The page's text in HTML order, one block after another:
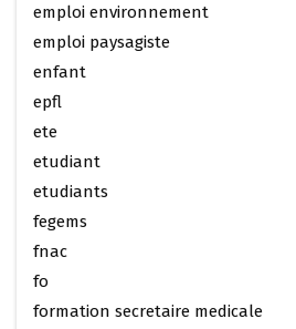
emploi environnement
emploi paysagiste
enfant
epfl
ete
etudiant
etudiants
fegems
fnac
fo
formation secretaire medicale